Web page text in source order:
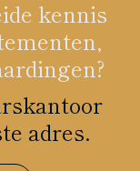
kennis
adres.